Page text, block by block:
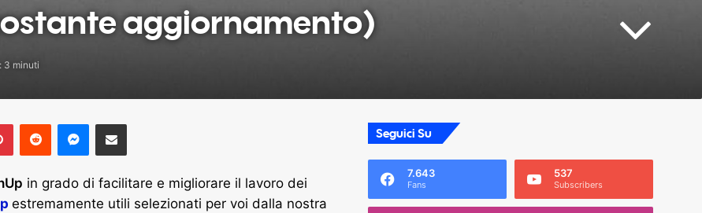
aggiornamento)
3 minuti
PinterestReddit Messenger
Share via Email
in grado di facilitare e migliorare il lavoro dei
estremamente utili selezionati per voi dalla nostra
Seguici Su
7.643
Fans
537
Subscribers